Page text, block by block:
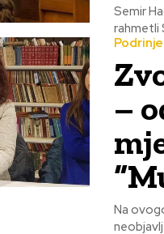
Semir
rahmetli
Podrinje
–
Na